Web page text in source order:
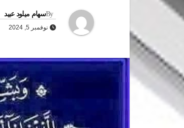
Byسهام ميلود عبيد
نوفمبر 5, 2024